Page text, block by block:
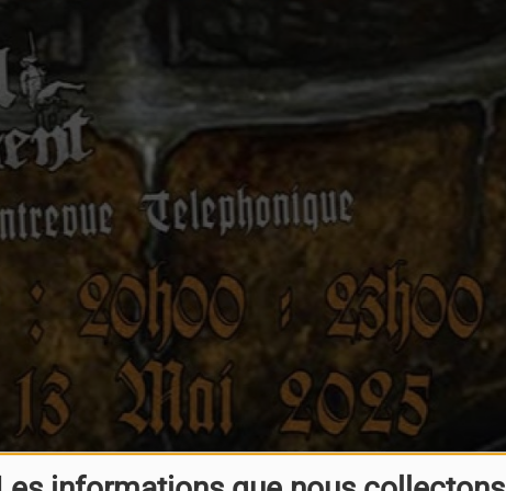
Cyrano à Bergerac
La Cibi vous parle !